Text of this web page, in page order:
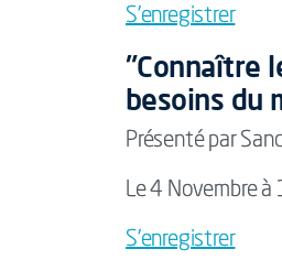
S’enregistrer
"Connaître
besoins du
Présenté par
Le 4 Novembre à
S’enregistrer